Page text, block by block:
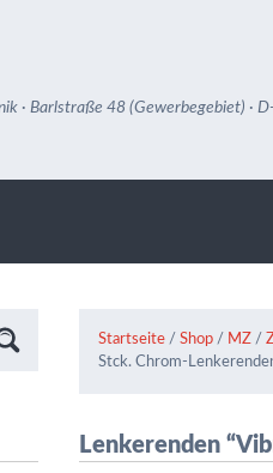
· Barlstraße 48 (Gewerbegebiet) ·
Startseite /Shop / MZ /
Stck. Chrom-
Lenkerenden